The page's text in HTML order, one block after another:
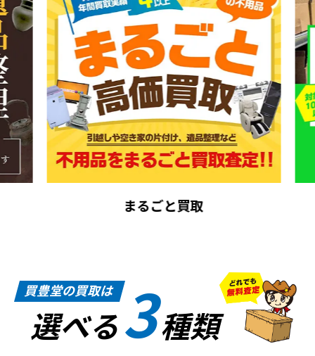
まるごと買取
買豊堂の買取は
選べる3種類